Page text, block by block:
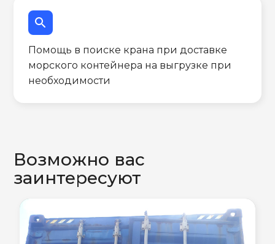
search
Помощь в поиске крана при доставке
морского контейнера на выгрузке при
необходимости
Возможно вас
заинтересуют